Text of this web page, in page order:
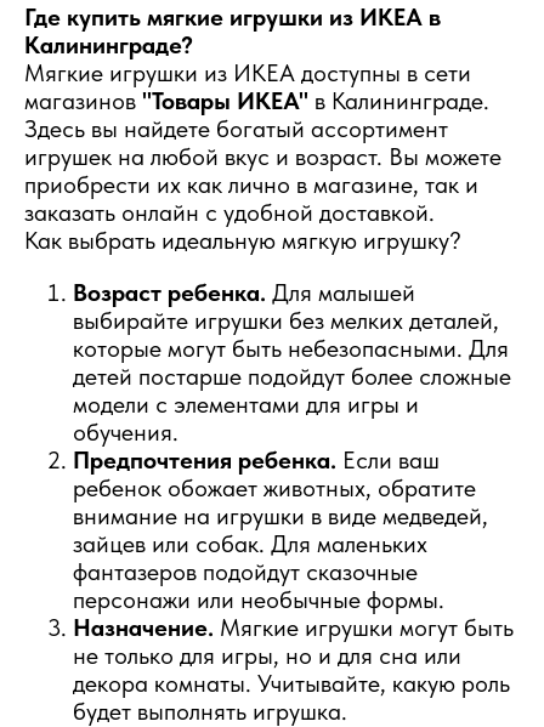
Где купить мягкие игрушки из ИКЕА в
Калининграде?
Мягкие игрушки из ИКЕА доступны в сети
магазинов "Товары ИКЕА" в Калининграде.
Здесь вы найдете богатый ассортимент
игрушек на любой вкус и возраст. Вы можете
приобрести их как лично в магазине, так и
заказать онлайн с удобной доставкой.
Как выбрать идеальную мягкую игрушку?
Возраст ребенка. Для малышей
выбирайте игрушки без мелких деталей,
которые могут быть небезопасными. Для
детей постарше подойдут более сложные
модели с элементами для игры и
обучения.
Предпочтения ребенка. Если ваш
ребенок обожает животных, обратите
внимание на игрушки в виде медведей,
зайцев или собак. Для маленьких
фантазеров подойдут сказочные
персонажи или необычные формы.
Назначение. Мягкие игрушки могут быть
не только для игры, но и для сна или
декора комнаты. Учитывайте, какую роль
будет выполнять игрушка.